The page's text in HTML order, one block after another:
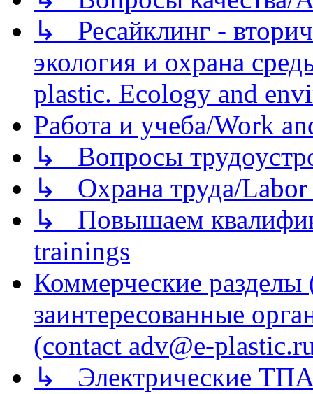
↳ Ресайклинг -
экология и охрана
plastic. Ecology and
Работа и учеба/Work
↳ Вопросы
↳ Охрана труда/Labor
↳ Повышаем
trainings
Коммерческие
заинтересованные
(contact adv@e-
↳ Электрические